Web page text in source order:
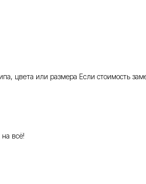
цвета или размера Если стоимость
всё!